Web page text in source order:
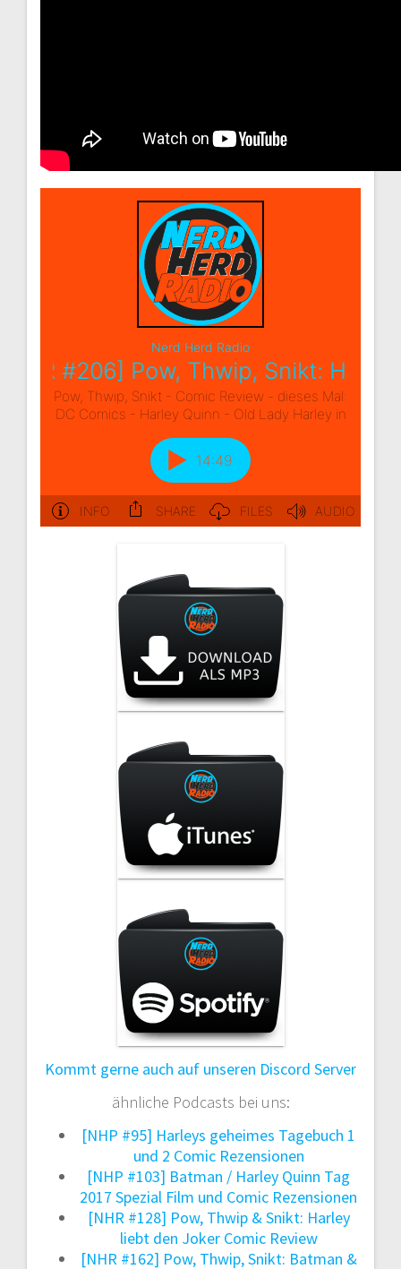
Kommt gerne auch auf unseren Discord Server
ähnliche Podcasts bei uns:
[NHP #95] Harleys geheimes Tagebuch 1
und 2 Comic Rezensionen
[NHP #103] Batman / Harley Quinn Tag
2017 Spezial Film und Comic Rezensionen
[NHR #128] Pow, Thwip & Snikt: Harley
liebt den Joker Comic Review
[NHR #162] Pow, Thwip, Snikt: Batman &